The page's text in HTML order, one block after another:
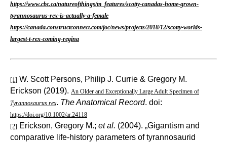
https://www.cbc.ca/natureofthings/m_features/scotty-canadas-home-grown-
tyrannosaurus-rex-is-actually-a-female
https://canada.constructconnect.com/joc/news/projects/2018/12/scotty-worlds-
largest-t-rex-coming-regina
[1] W. Scott Persons, Philip J. Currie & Gregory M.
Erickson (2019). An Older and Exceptionally Large Adult Specimen of
Tyrannosaurus rex. The Anatomical Record. doi:
https://doi.org/10.1002/ar.24118
[2] Erickson, Gregory M.; et al. (2004). „Gigantism and
comparative life-history parameters of tyrannosaurid